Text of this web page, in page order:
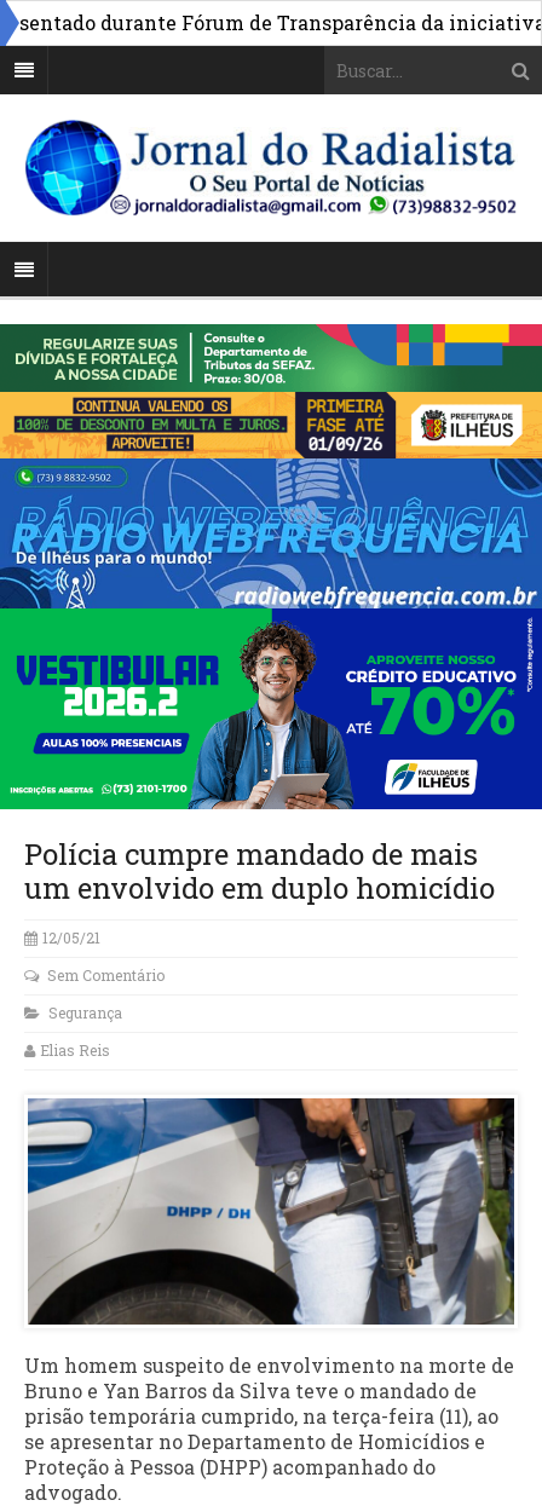
durante Fórum de Transparência da iniciativa em
Polícia cumpre mandado de mais
um envolvido em duplo homicídio
12/05/21
Sem Comentário
Segurança
Elias Reis
Um homem suspeito de envolvimento na morte de
Bruno e Yan Barros da Silva teve o mandado de
prisão temporária cumprido, na terça-feira (11), ao
se apresentar no Departamento de Homicídios e
Proteção à Pessoa (DHPP) acompanhado do
advogado.